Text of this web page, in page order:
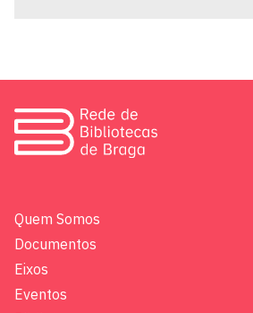
Quem Somos
Documentos
Eixos
Eventos